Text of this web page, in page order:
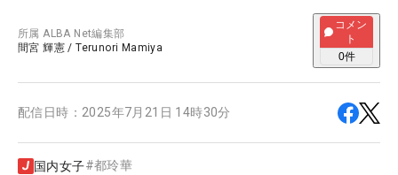
所属ALBA Net編集部
間宮 輝憲 /Terunori Mamiya
コメン
ト
0件
配信日時： 2025年7月21日 14時30分
国内女子#都玲華